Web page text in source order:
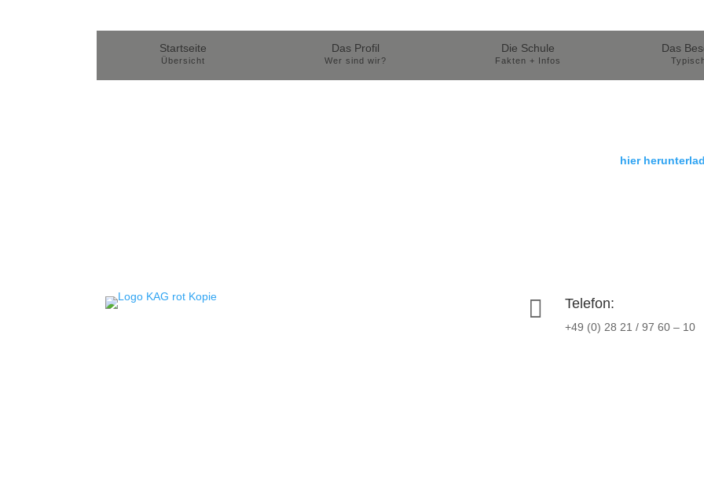
Startseite
Übersicht
Das Profil
Wer sind wir?
Die Schule
Fakten + Infos
Das
hier
 Telefon:
+49 (0) 28 21 / 97 60 – 10